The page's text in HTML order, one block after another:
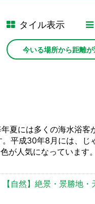
タイル表示
今いる場所から距離
夏には多くの海水浴客
平成30年8月には、じ
が人気になっています
【自然】絶景・景勝地